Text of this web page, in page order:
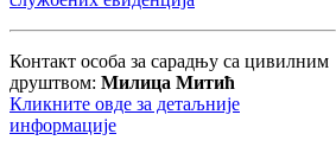
Контакт особа за сарадњу са цивилним
друштвом: Милица Митић
Кликните овде за детаљније
информације